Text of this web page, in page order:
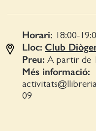
Horari: 18:00-
Lloc: Club
Preu: A partir de
Més informació:
09